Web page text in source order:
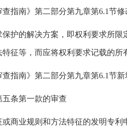
查指南》第二部分第九章第6.1节修
护的解决方案，即权利要求所
征等，而应将权利要求记载的
查指南》第二部分第九章第6.1节新
五条第一款的审查
商业规则和方法特征的发明专